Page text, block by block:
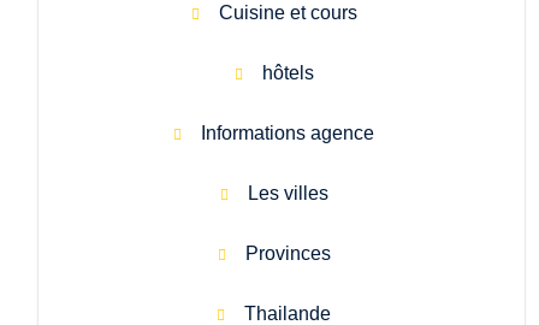
Cuisine et cours
hôtels
Informations agence
Les villes
Provinces
Thailande